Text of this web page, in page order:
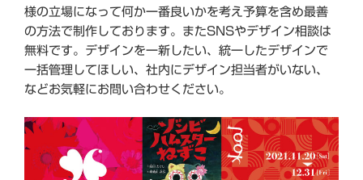
様の立場になって何か一番良いかを考え予算を含め最善
の方法で制作しております。またSNSやデザイン相談は
無料です。デザインを一新したい、統一したデザインで
一括管理してほしい、社内にデザイン担当者がいない、
などお気軽にお問い合わせください。